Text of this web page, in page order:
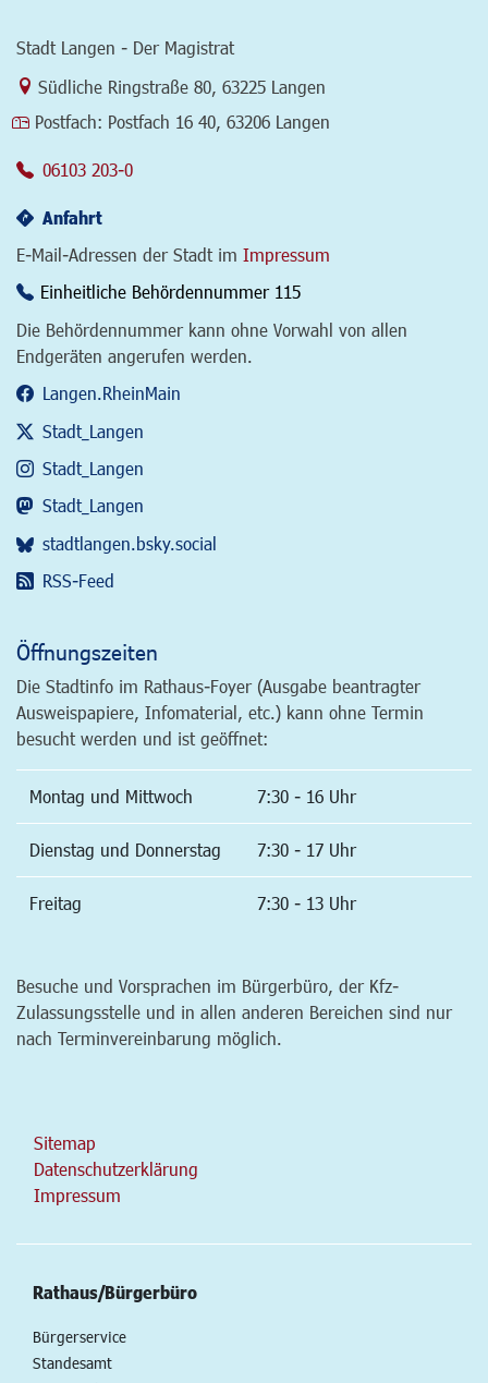
Stadt Langen - Der Magistrat
Link zur Google-Maps Navigation
Südliche Ringstraße 80 63225 Langen
Postfach: Postfach 16 40, 63206 Langen
06103 203-0
Anfahrt
E-Mail-Adressen der Stadt im Impressum
Einheitliche Behördennummer 115
Die Behördennummer kann ohne Vorwahl von allen
Endgeräten angerufen werden.
Langen.RheinMain
Stadt_Langen
Stadt_Langen
Stadt_Langen
stadtlangen.bsky.social
RSS-Feed
Öffnungszeiten
Die Stadtinfo im Rathaus-Foyer (Ausgabe beantragter
Ausweispapiere, Infomaterial, etc.) kann ohne Termin
besucht werden und ist geöffnet:
Montag und Mittwoch 7:30 - 16 Uhr
Dienstag und Donnerstag 7:30 - 17 Uhr
Freitag 7:30 - 13 Uhr
Besuche und Vorsprachen im Bürgerbüro, der Kfz-
Zulassungsstelle und in allen anderen Bereichen sind nur
nach Terminvereinbarung möglich.
Sitemap
Datenschutzerklärung
Impressum
Rathaus/Bürgerbüro
Bürgerservice
Standesamt